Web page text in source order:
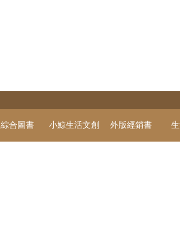
綜合圖書 小鯨生活文創 外版經銷書